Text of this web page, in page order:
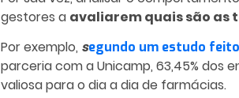
gestores a avaliarem quais são as
Por exemplo, segundo um estudo feito
parceria com a Unicamp, 63,45% dos
valiosa para o dia a dia de farmácias.